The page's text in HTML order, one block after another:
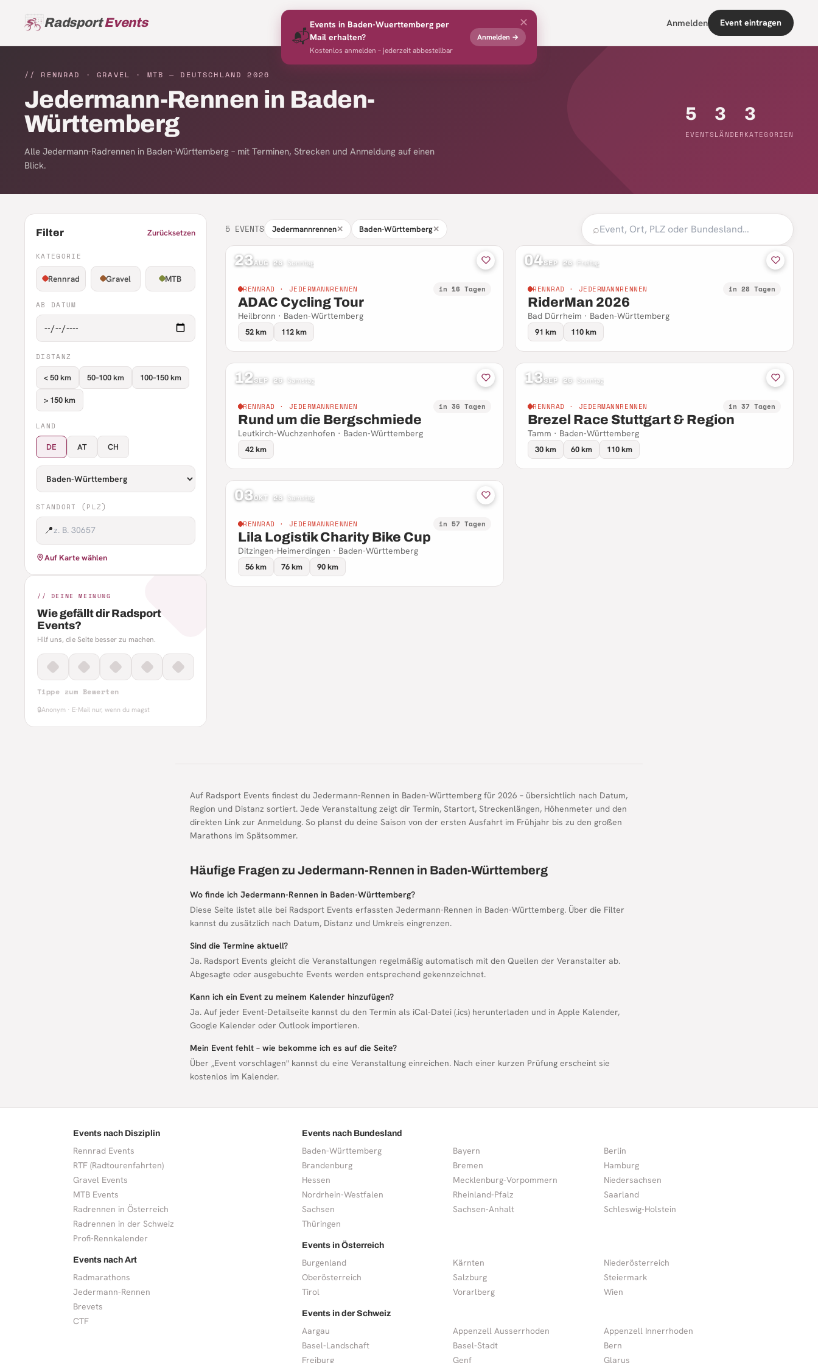
✕
📬
Events in Baden-Wuerttemberg per
Mail erhalten?
Kostenlos anmelden – jederzeit abbestellbar
Anmelden →
RadsportEvents EventsProfi-RennenVeranstalterNews Anmelden Event eintragen
// RENNRAD · GRAVEL · MTB — DEUTSCHLAND2026
Jedermann-Rennen in Baden-
Württemberg
Alle Jedermann-Radrennen in Baden-Württemberg – mit Terminen, Strecken und Anmeldung auf einen
Blick.
5
EVENTS
3
LÄNDER
3
KATEGORIEN
Filter Zurücksetzen
KATEGORIE
Rennrad Gravel MTB
AB DATUM
DISTANZ
< 50 km 50–100 km 100–150 km
> 150 km
LAND
DE AT CH
STANDORT (PLZ)
📍
Auf Karte wählen
// DEINE MEINUNG
Wie gefällt dir Radsport
Events?
Hilf uns, die Seite besser zu machen.
Tippe zum Bewerten
🔒Anonym · E-Mail nur, wenn du magst
5 EVENTS Jedermannrennen✕ Baden-Württemberg✕ ⌕
23AUG 26· Sonntag
RENNRAD · JEDERMANNRENNEN in 16 Tagen
ADAC Cycling Tour
Heilbronn · Baden-Württemberg
52 km 112 km
04SEP 26· Freitag
RENNRAD · JEDERMANNRENNEN in 28 Tagen
RiderMan 2026
Bad Dürrheim · Baden-Württemberg
91 km 110 km
12SEP 26· Samstag
RENNRAD · JEDERMANNRENNEN in 36 Tagen
Rund um die Bergschmiede
Leutkirch-Wuchzenhofen · Baden-Württemberg
42 km
13SEP 26· Sonntag
RENNRAD · JEDERMANNRENNEN in 37 Tagen
Brezel Race Stuttgart & Region
Tamm · Baden-Württemberg
30 km 60 km 110 km
03OKT 26· Samstag
RENNRAD · JEDERMANNRENNEN in 57 Tagen
Lila Logistik Charity Bike Cup
Ditzingen-Heimerdingen · Baden-Württemberg
56 km 76 km 90 km
Auf Radsport Events findest du Jedermann-Rennen in Baden-Württemberg für 2026 – übersichtlich nach Datum,
Region und Distanz sortiert. Jede Veranstaltung zeigt dir Termin, Startort, Streckenlängen, Höhenmeter und den
direkten Link zur Anmeldung. So planst du deine Saison von der ersten Ausfahrt im Frühjahr bis zu den großen
Marathons im Spätsommer.
Häufige Fragen zu Jedermann-Rennen in Baden-Württemberg
Wo finde ich Jedermann-Rennen in Baden-Württemberg?
Diese Seite listet alle bei Radsport Events erfassten Jedermann-Rennen in Baden-Württemberg. Über die Filter
kannst du zusätzlich nach Datum, Distanz und Umkreis eingrenzen.
Sind die Termine aktuell?
Ja. Radsport Events gleicht die Veranstaltungen regelmäßig automatisch mit den Quellen der Veranstalter ab.
Abgesagte oder ausgebuchte Events werden entsprechend gekennzeichnet.
Kann ich ein Event zu meinem Kalender hinzufügen?
Ja. Auf jeder Event-Detailseite kannst du den Termin als iCal-Datei (.ics) herunterladen und in Apple Kalender,
Google Kalender oder Outlook importieren.
Mein Event fehlt – wie bekomme ich es auf die Seite?
Über „Event vorschlagen" kannst du eine Veranstaltung einreichen. Nach einer kurzen Prüfung erscheint sie
kostenlos im Kalender.
Events nach Disziplin
Rennrad Events
RTF (Radtourenfahrten)
Gravel Events
MTB Events
Radrennen in Österreich
Radrennen in der Schweiz
Profi-Rennkalender
Events nach Art
Radmarathons
Jedermann-Rennen
Brevets
CTF
Events nach Bundesland
Baden-Württemberg Bayern
Berlin
Brandenburg
Bremen
Hamburg
Hessen
Mecklenburg-Vorpommern
Niedersachsen
Nordrhein-Westfalen
Rheinland-Pfalz
Saarland
Sachsen
Sachsen-Anhalt
Schleswig-Holstein
Thüringen
Events in Österreich
Burgenland Kärnten
Niederösterreich
Oberösterreich
Salzburg
Steiermark
Tirol
Vorarlberg Wien
Events in der Schweiz
Aargau Appenzell Ausserrhoden
Appenzell Innerrhoden
Basel-Landschaft
Basel-Stadt
Bern
Freiburg
Genf Glarus